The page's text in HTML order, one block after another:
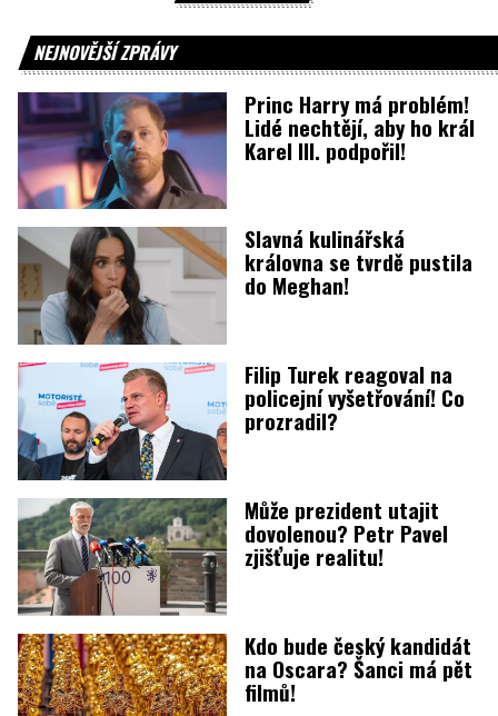
NEJNOVĚJŠÍ ZPRÁVY
Princ Harry má problém!
Lidé nechtějí, aby ho král
Karel III. podpořil!
Slavná kulinářská
královna se tvrdě pustila
do Meghan!
Filip Turek reagoval na
policejní vyšetřování! Co
prozradil?
Může prezident utajit
dovolenou? Petr Pavel
zjišťuje realitu!
Kdo bude český kandidát
na Oscara? Šanci má pět
filmů!